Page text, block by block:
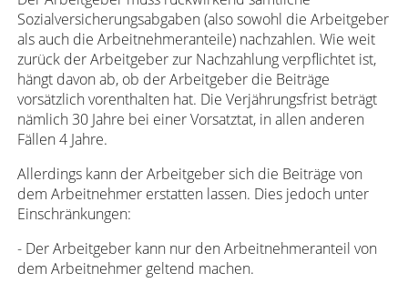
Sozialversicherungsabgaben (also sowohl die Arbeitgeber
als auch die Arbeitnehmeranteile) nachzahlen. Wie weit
zurück der Arbeitgeber zur Nachzahlung verpflichtet ist,
hängt davon ab, ob der Arbeitgeber die Beiträge
vorsätzlich vorenthalten hat. Die Verjährungsfrist beträgt
nämlich 30 Jahre bei einer Vorsatztat, in allen anderen
Fällen 4 Jahre.
Allerdings kann der Arbeitgeber sich die Beiträge von
dem Arbeitnehmer erstatten lassen. Dies jedoch unter
Einschränkungen:
- Der Arbeitgeber kann nur den Arbeitnehmeranteil von
dem Arbeitnehmer geltend machen.